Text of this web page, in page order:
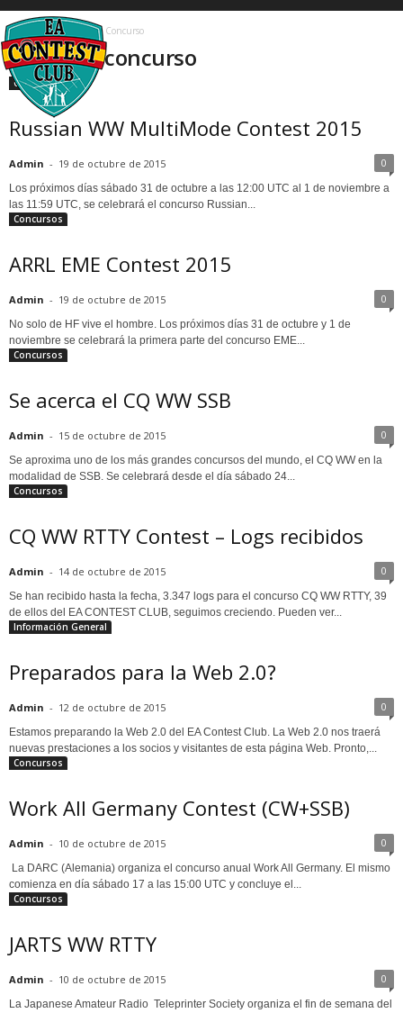
Inicio Etiquetas Concurso
Etiqueta: concurso
Concursos
Russian WW MultiMode Contest 2015
Admin - 19 de octubre de 2015 0
Los próximos días sábado 31 de octubre a las 12:00 UTC al 1 de noviembre a
las 11:59 UTC, se celebrará el concurso Russian...
Concursos
ARRL EME Contest 2015
Admin - 19 de octubre de 2015 0
No solo de HF vive el hombre. Los próximos días 31 de octubre y 1 de
noviembre se celebrará la primera parte del concurso EME...
Concursos
Se acerca el CQ WW SSB
Admin - 15 de octubre de 2015 0
Se aproxima uno de los más grandes concursos del mundo, el CQ WW en la
modalidad de SSB. Se celebrará desde el día sábado 24...
Concursos
CQ WW RTTY Contest – Logs recibidos
Admin - 14 de octubre de 2015 0
Se han recibido hasta la fecha, 3.347 logs para el concurso CQ WW RTTY, 39
de ellos del EA CONTEST CLUB, seguimos creciendo. Pueden ver...
Información General
Preparados para la Web 2.0?
Admin - 12 de octubre de 2015 0
Estamos preparando la Web 2.0 del EA Contest Club. La Web 2.0 nos traerá
nuevas prestaciones a los socios y visitantes de esta página Web. Pronto,...
Concursos
Work All Germany Contest (CW+SSB)
Admin - 10 de octubre de 2015 0
La DARC (Alemania) organiza el concurso anual Work All Germany. El mismo
comienza en día sábado 17 a las 15:00 UTC y concluye el...
Concursos
JARTS WW RTTY
Admin - 10 de octubre de 2015 0
La Japanese Amateur Radio Teleprinter Society organiza el fin de semana del